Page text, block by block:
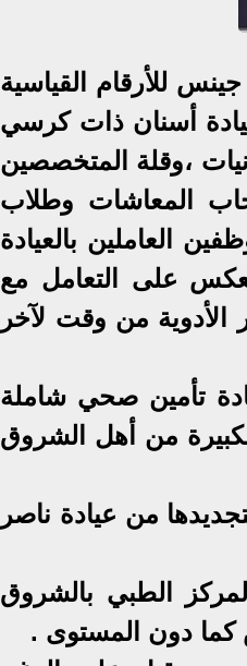
للأرقام القياسية
أسنان ذات كرسي
،وقلة المتخصصين
المعاشات وطلاب
العاملين بالعيادة
على التعامل مع
من وقت لآخر
تأمين صحي شاملة
من أهل الشروق
من عيادة ناصر
الطبي بالشروق
كما دون المستوى .